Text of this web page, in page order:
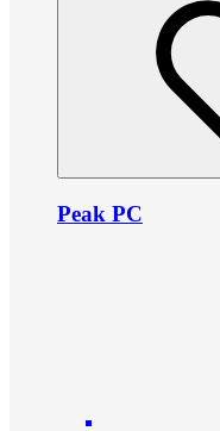
Peak PC